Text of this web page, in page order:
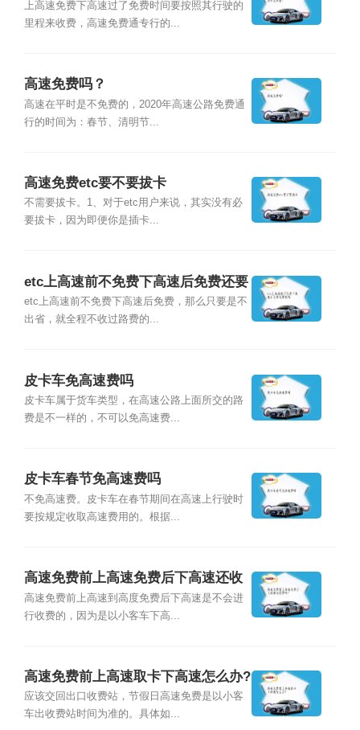
要收费？
上高速免费下高速过了免费时间要按照其行驶的
里程来收费，高速免费通专行的...
高速免费吗？
高速在平时是不免费的，2020年高速公路免费通
行的时间为：春节、清明节...
高速免费etc要不要拔卡
不需要拔卡。1、对于etc用户来说，其实没有必
要拔卡，因为即便你是插卡...
etc上高速前不免费下高速后免费还要
钱吗
etc上高速前不免费下高速后免费，那么只要是不
出省，就全程不收过路费的...
皮卡车免高速费吗
皮卡车属于货车类型，在高速公路上面所交的路
费是不一样的，不可以免高速费...
皮卡车春节免高速费吗
不免高速费。皮卡车在春节期间在高速上行驶时
要按规定收取高速费用的。根据...
高速免费前上高速免费后下高速还收
费吗?
高速免费前上高速到高度免费后下高速是不会进
行收费的，因为是以小客车下高...
高速免费前上高速取卡下高速怎么办?
应该交回出口收费站，节假日高速免费是以小客
车出收费站时间为准的。具体如...